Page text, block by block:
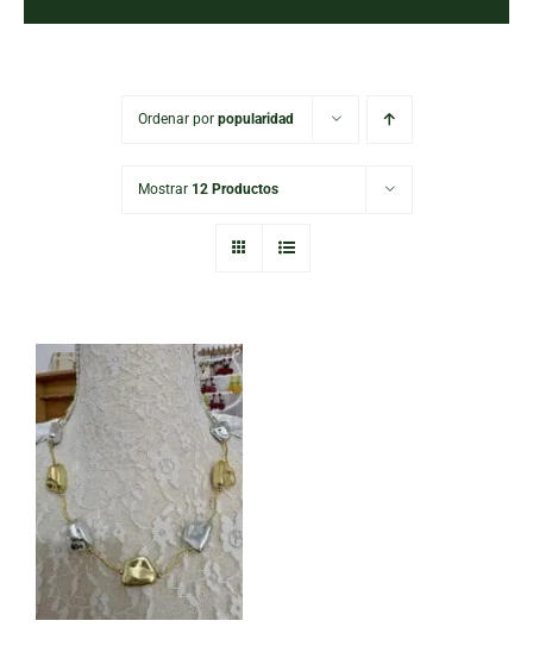
Ordenar por popularidad
Mostrar 12 Productos
Collar Rocio